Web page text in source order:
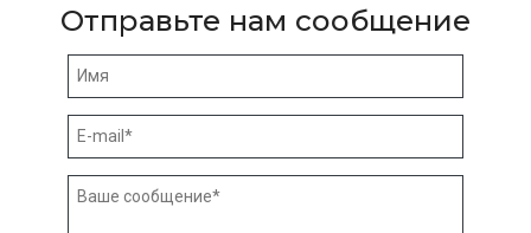
Отправьте нам сообщение